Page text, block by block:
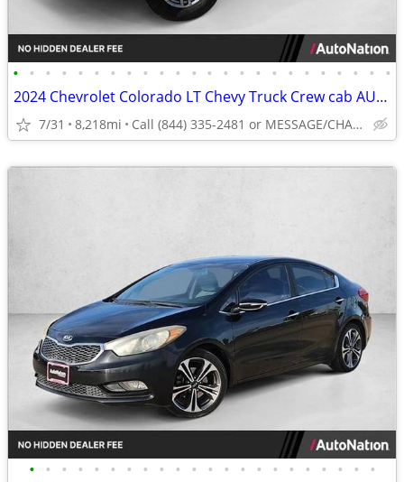
• • • • • • • • • • • • • • • • • • • • • • • •
2024 Chevrolet Colorado LT Chevy Truck Crew cab AUTONATION
7/31 8,218mi Call (844) 335-2481 or MESSAGE/CHAT to confirm availability
• • • • • • • • • • • • • • • • • • • • • •